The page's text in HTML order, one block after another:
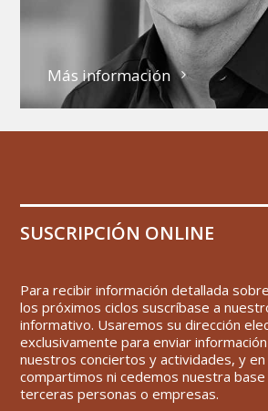
Más información
SUSCRIPCIÓN ONLINE
Para recibir información detallada
los próximos ciclos suscríbase a
informativo. Usaremos su dirección
exclusivamente para enviar
nuestros conciertos y actividades, y
compartimos ni cedemos nuestra
terceras personas o empresas.